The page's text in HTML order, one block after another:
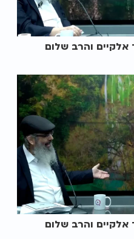
אלקיים והרב שלום
אלקיים והרב שלום